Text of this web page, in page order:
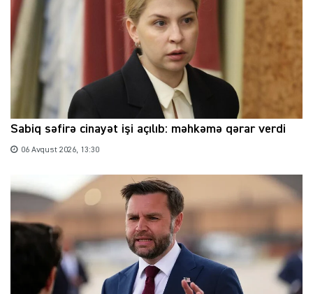
Sabiq səfirə cinayət işi açılıb: məhkəmə qərar verdi
06 Avqust 2026, 13:30